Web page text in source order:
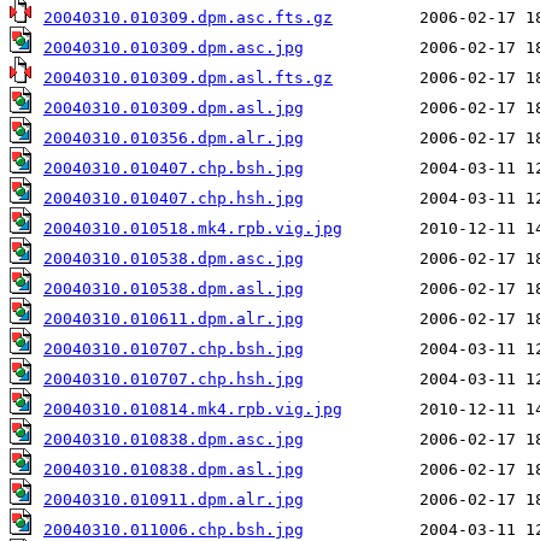
20040310.010309.dpm.asc.fts.gz
20040310.010309.dpm.asc.jpg
20040310.010309.dpm.asl.fts.gz
20040310.010309.dpm.asl.jpg
20040310.010356.dpm.alr.jpg
20040310.010407.chp.bsh.jpg
20040310.010407.chp.hsh.jpg
20040310.010518.mk4.rpb.vig.jpg
20040310.010538.dpm.asc.jpg
20040310.010538.dpm.asl.jpg
20040310.010611.dpm.alr.jpg
20040310.010707.chp.bsh.jpg
20040310.010707.chp.hsh.jpg
20040310.010814.mk4.rpb.vig.jpg
20040310.010838.dpm.asc.jpg
20040310.010838.dpm.asl.jpg
20040310.010911.dpm.alr.jpg
20040310.011006.chp.bsh.jpg